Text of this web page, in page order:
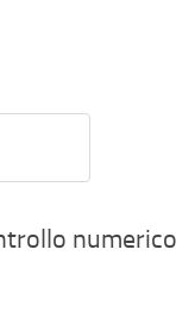
numerico